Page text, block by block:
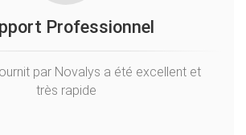
Professionnel
par Novalys a été excellent et
très rapide